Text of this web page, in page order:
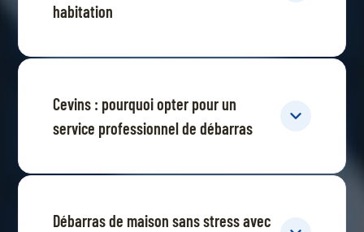
habitation
Cevins : pourquoi opter pour un
service professionnel de débarras
Débarras de maison sans stress avec